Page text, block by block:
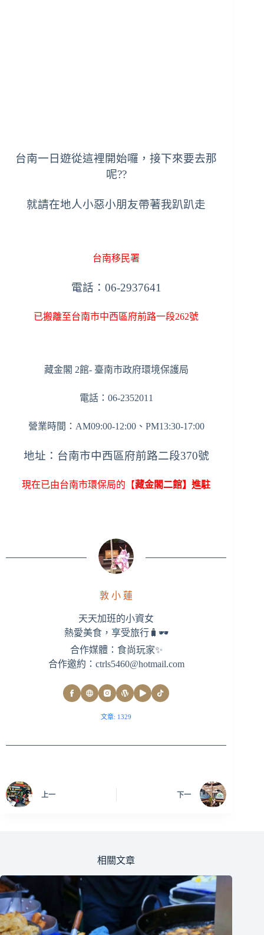
台南一日遊從這裡開始囉，接下來要去那
呢??
就請在地人小惡小朋友帶著我趴趴走
台南移民署
電話：06-2937641
已搬離至台南市中西區府前路一段262號
藏金閣 2館- 臺南市政府環境保護局
電話：06-2352011
營業時間：AM09:00-12:00、PM13:30-17:00
地址：台南市中西區府前路二段370號
現在已由台南市環保局的【藏金閣二館】進駐
敦 小 蓮
天天加班的小資女
熱愛美食，享受旅行🧳🕶
合作媒體：食尚玩家✨
合作邀約： ctrls5460@hotmail.com
文章: 1329
上一 下一
相關文章